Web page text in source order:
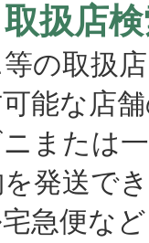
取扱店
の取扱
能な店
たは一
発送で
便など